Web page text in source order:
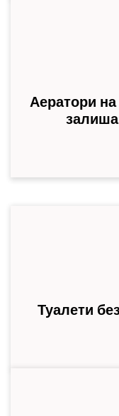
Аератори
Туалети